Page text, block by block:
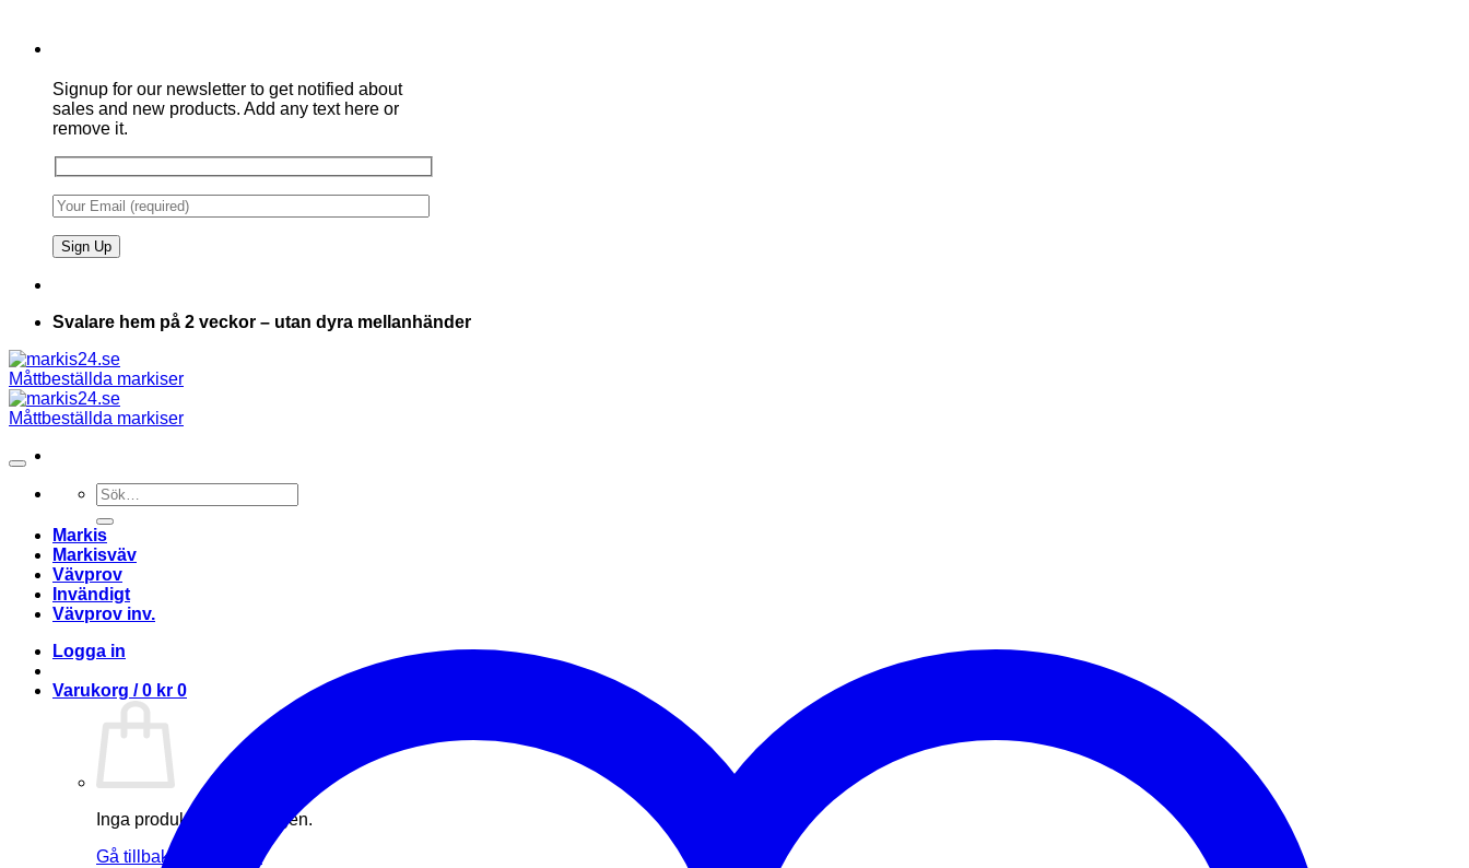
Signup for our newsletter to get notified about
sales and new products. Add any text here or
remove it.
Svalare hem på 2 veckor – utan dyra mellanhänder
Sök
efter:
Markis
Markisväv
Vävprov
Invändigt
Vävprov inv.
Logga in
Varukorg /0 kr 0
Inga produkter i varukorgen.
Gå tillbaka till butiken